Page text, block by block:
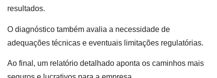
resultados.
O diagnóstico também avalia a necessidade de
adequações técnicas e eventuais limitações regulatórias.
Ao final, um relatório detalhado aponta os caminhos mais